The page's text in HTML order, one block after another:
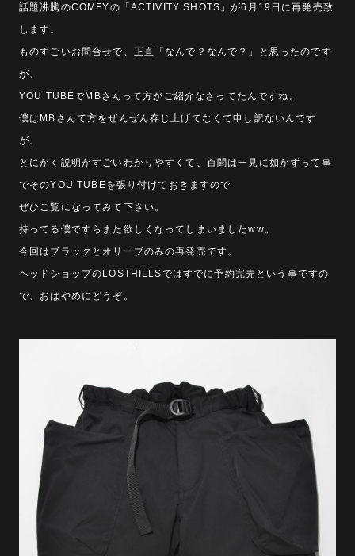
話題沸騰のCOMFYの「ACTIVITY SHOTS」が6月19日に再発売致
します。
ものすごいお問合せで、正直「なんで？なんで？」と思ったのです
が、
YOU TUBEでMBさんって方がご紹介なさってたんですね。
僕はMBさんて方をぜんぜん存じ上げてなくて申し訳ないんです
が、
とにかく説明がすごいわかりやすくて、百聞は一見に如かずって事
でそのYOU TUBEを張り付けておきますので
ぜひご覧になってみて下さい。
持ってる僕ですらまた欲しくなってしまいましたww。
今回はブラックとオリーブのみの再発売です。
ヘッドショップのLOSTHILLSではすでに予約完売という事ですの
で、おはやめにどうぞ。